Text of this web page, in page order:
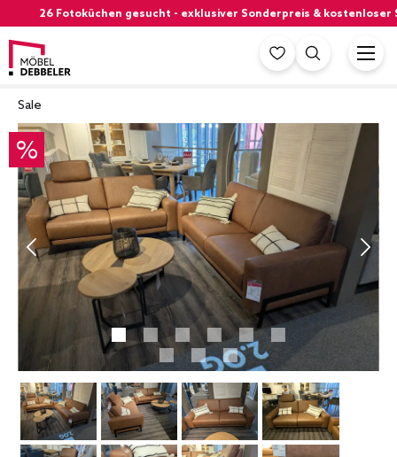
26 Fotoküchen gesucht - exklusiver Sonderpreis & kostenloser
Sale
%